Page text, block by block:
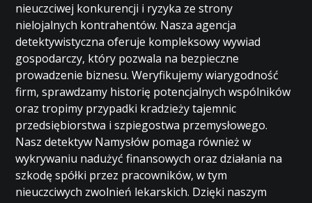
nieuczciwej konkurencji i ryzyka ze strony
nielojalnych kontrahentów. Nasza agencja
detektywistyczna oferuje kompleksowy wywiad
gospodarczy, który pozwala na bezpieczne
prowadzenie biznesu. Weryfikujemy wiarygodność
firm, sprawdzamy historię potencjalnych wspólników
oraz tropimy przypadki kradzieży tajemnic
przedsiębiorstwa i szpiegostwa przemysłowego.
Nasz detektyw Namysłów pomaga również w
wykrywaniu nadużyć finansowych oraz działania na
szkodę spółki przez pracowników, w tym
nieuczciwych zwolnień lekarskich. Dzięki naszym